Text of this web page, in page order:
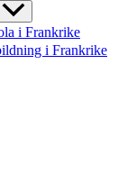
i Frankrike
i Frankrike